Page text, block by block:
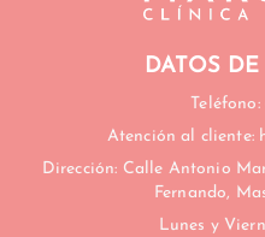
DATOS
Teléfono:
Atención al cliente:
Dirección: Calle Antonio
Fernando,
Lunes y